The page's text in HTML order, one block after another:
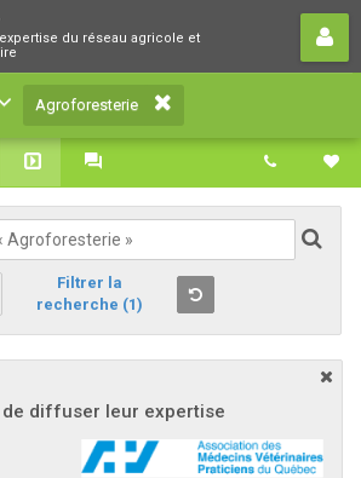
du réseau agricole et
du réseau agricole et
agroalimentaire
Agroforesterie
Filtrer la
recherche (1)
de diffuser leur expertise